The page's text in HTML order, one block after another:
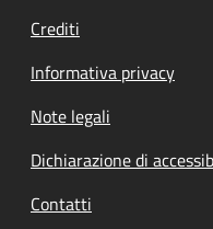
Crediti
Informativa privacy
Note legali
Dichiarazione di
Contatti